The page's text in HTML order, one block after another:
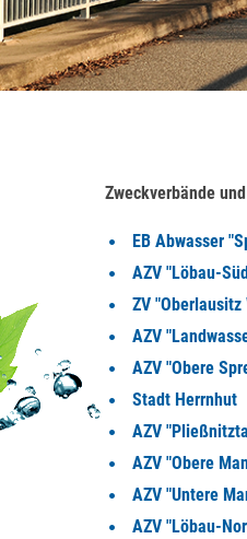
Zweckverbände
EB Abwasser
AZV "Löbau-
ZV "Oberlausitz
AZV
AZV "Obere
Stadt Herrnhut
AZV
AZV "Obere
AZV "Untere
AZV "Löbau-